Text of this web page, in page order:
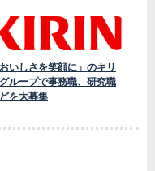
おいしさを笑顔に」のキリ
ループで事務職、研究職
を大募集